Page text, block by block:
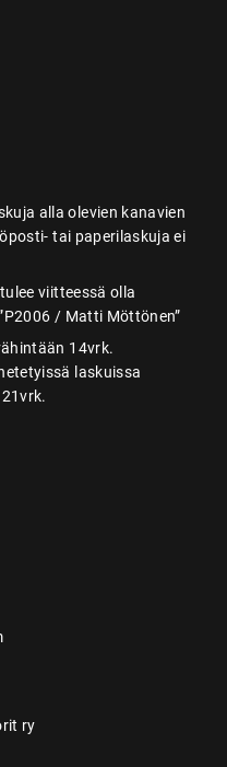
alla olevien kanavien
tai paperilaskuja ei
viitteessä olla
/ Matti Möttönen”
14vrk.
laskuissa
ry